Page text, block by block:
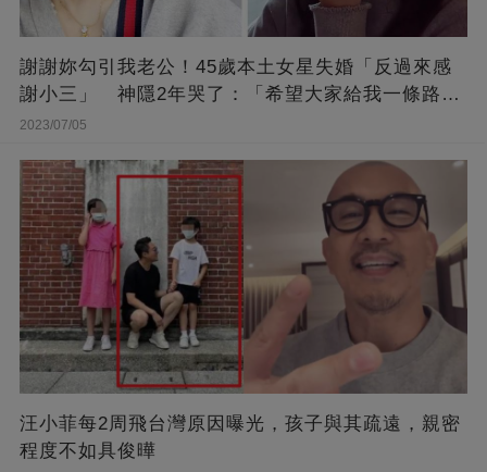
謝謝妳勾引我老公！45歲本土女星失婚「反過來感
謝小三」 神隱2年哭了：「希望大家給我一條路
走...」
2023/07/05
汪小菲每2周飛台灣原因曝光，孩子與其疏遠，親密
程度不如具俊曄